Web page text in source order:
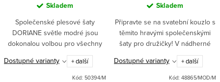
Skladem
Společenské plesové šaty
DORIANE světle modré jsou
dokonalou volbou pro všechny
příležitosti, které vyžadují
serióznost a eleganci. Tyto šaty
jsou vyrobeny z kvalitního
Dostupné varianty + další
Kód: 50394/M
Skladem
Připravte se na svatební kouzlo s
těmito hravými společenskými
šaty pro družičky! V nádherné
světle modré barvě zazáříte na
každé svatbě a přidáte jí ten
správný nádech elegance.
Dostupné varianty + další
Kód: 48865/MOD/M